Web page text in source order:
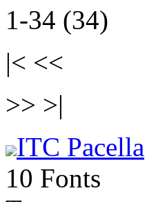
1-34 (34)
|< <<
>> >|
ITC Pacella
10 Fonts